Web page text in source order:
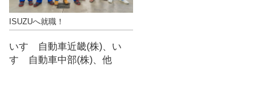
ISUZUへ就職！
いすゞ自動車近畿(株)、い
すゞ自動車中部(株)、他